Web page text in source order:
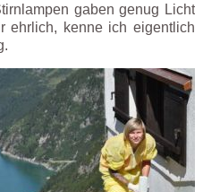
gaben genug Licht
ehrlich, kenne ich eigentlich